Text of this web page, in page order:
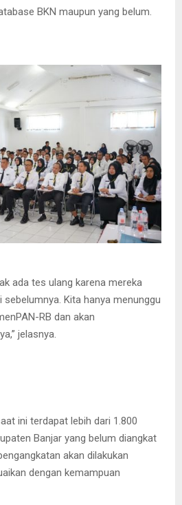
BKN maupun yang belum.
ada tes ulang karena mereka
Kita hanya menunggu
RB dan akan
jelasnya.
ini terdapat lebih dari 1.800
Banjar yang belum diangkat
akan dilakukan
dengan kemampuan